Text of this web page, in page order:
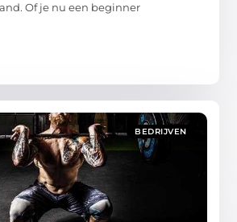
Of je nu een beginner
BEDRIJVEN